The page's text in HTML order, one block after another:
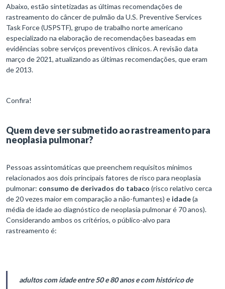
Abaixo, estão sintetizadas as últimas recomendações de
rastreamento do câncer de pulmão da U.S. Preventive Services
Task Force (USPSTF), grupo de trabalho norte americano
especializado na elaboração de recomendações baseadas em
evidências sobre serviços preventivos clínicos. A revisão data
março de 2021, atualizando as últimas recomendações, que eram
de 2013.
Confira!
Quem deve ser submetido ao rastreamento para
neoplasia pulmonar?
Pessoas assintomáticas que preenchem requisitos mínimos
relacionados aos dois principais fatores de risco para neoplasia
pulmonar: consumo de derivados do tabaco (risco relativo cerca
de 20 vezes maior em comparação a não-fumantes) e idade(a
média de idade ao diagnóstico de neoplasia pulmonar é 70 anos).
Considerando ambos os critérios, o público-alvo para
rastreamento é:
adultos com idade entre 50 e 80 anos e com histórico de